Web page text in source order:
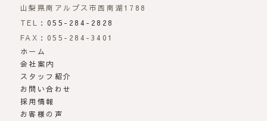
山梨県南アルプス市西南湖1788
TEL： 055-284-2828
FAX：055-284-3401
ホーム
会社案内
スタッフ紹介
お問い合わせ
採用情報
お客様の声